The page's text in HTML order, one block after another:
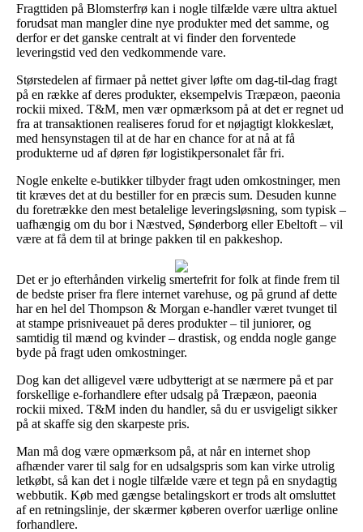
Fragttiden på Blomsterfrø kan i nogle tilfælde være ultra aktuel
forudsat man mangler dine nye produkter med det samme, og
derfor er det ganske centralt at vi finder den forventede
leveringstid ved den vedkommende vare.
Størstedelen af firmaer på nettet giver løfte om dag-til-dag fragt
på en række af deres produkter, eksempelvis Træpæon, paeonia
rockii mixed. T&M, men vær opmærksom på at det er regnet ud
fra at transaktionen realiseres forud for et nøjagtigt klokkeslæt,
med hensynstagen til at de har en chance for at nå at få
produkterne ud af døren før logistikpersonalet får fri.
Nogle enkelte e-butikker tilbyder fragt uden omkostninger, men
tit kræves det at du bestiller for en præcis sum. Desuden kunne
du foretrække den mest betalelige leveringsløsning, som typisk –
uafhængig om du bor i Næstved, Sønderborg eller Ebeltoft – vil
være at få dem til at bringe pakken til en pakkeshop.
Det er jo efterhånden virkelig smertefrit for folk at finde frem til
de bedste priser fra flere internet varehuse, og på grund af dette
har en hel del Thompson & Morgan e-handler været tvunget til
at stampe prisniveauet på deres produkter – til juniorer, og
samtidig til mænd og kvinder – drastisk, og endda nogle gange
byde på fragt uden omkostninger.
Dog kan det alligevel være udbytterigt at se nærmere på et par
forskellige e-forhandlere efter udsalg på Træpæon, paeonia
rockii mixed. T&M inden du handler, så du er usvigeligt sikker
på at skaffe sig den skarpeste pris.
Man må dog være opmærksom på, at når en internet shop
afhænder varer til salg for en udsalgspris som kan virke utrolig
letkøbt, så kan det i nogle tilfælde være et tegn på en snydagtig
webbutik. Køb med gængse betalingskort er trods alt omsluttet
af en retningslinje, der skærmer køberen overfor uærlige online
forhandlere.